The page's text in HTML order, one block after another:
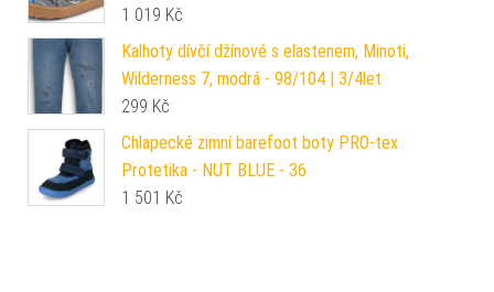
1 019 Kč
Kalhoty dívčí džínové s elastenem, Minoti,
Wilderness 7, modrá - 98/104 | 3/4let
299 Kč
Chlapecké zimní barefoot boty PRO-tex
Protetika - NUT BLUE - 36
1 501 Kč